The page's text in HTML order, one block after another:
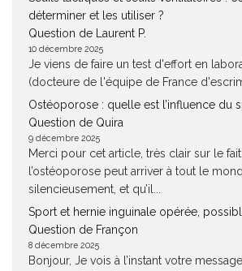
déterminer et les utiliser ?
Question de Laurent P.
10 décembre 2025
Je viens de faire un test d'effort en
(docteure de l'équipe de France
Ostéoporose : quelle est l’influence du
Question de Quira
9 décembre 2025
Merci pour cet article, très clair sur le
l’ostéoporose peut arriver à tout le
silencieusement, et qu’il...
Sport et hernie inguinale opérée,
Question de Françon
8 décembre 2025
Bonjour, Je vois à l’instant votre